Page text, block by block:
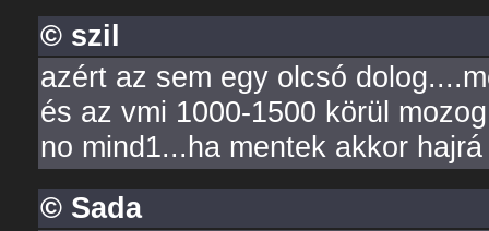
© szil
azért az sem egy olcsó
és az vmi 1000-1500 körül
no mind1...ha mentek akkor
© Sada